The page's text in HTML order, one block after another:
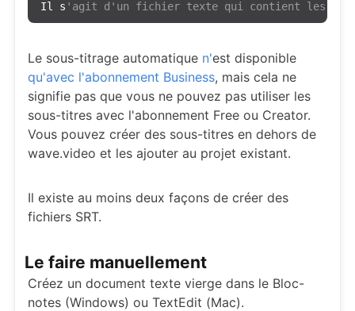
Il s 'agit d'un fichier texte qui contient les
Le sous-titrage automatique n'est disponible
qu'avec l'abonnement Business, mais cela ne
signifie pas que vous ne pouvez pas utiliser les
sous-titres avec l'abonnement Free ou Creator.
Vous pouvez créer des sous-titres en dehors de
wave.video et les ajouter au projet existant.
Il existe au moins deux façons de créer des
fichiers SRT.
Le faire manuellement
Créez un document texte vierge dans le Bloc-
notes (Windows) ou TextEdit (Mac).